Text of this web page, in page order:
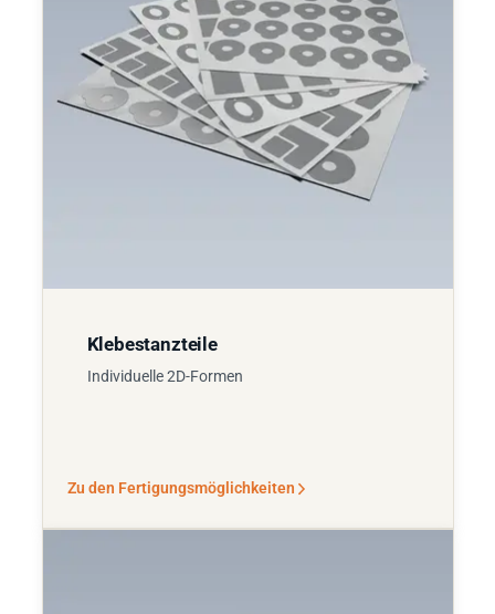
Klebestanzteile
Individuelle 2D-Formen
Zu den Fertigungsmöglichkeiten